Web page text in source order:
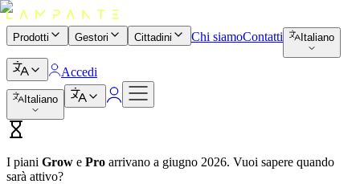
Prodotti Gestori Cittadini Chi siamoContatti Italiano
Accedi
Italiano
I piani Grow e Pro arrivano a giugno 2026. Vuoi sapere quando
sarà attivo?